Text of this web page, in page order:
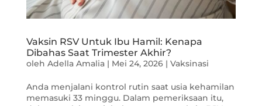
Vaksin RSV Untuk Ibu Hamil: Kenapa
Dibahas Saat Trimester Akhir?
oleh Adella Amalia| Mei 24, 2026| Vaksinasi
Anda menjalani kontrol rutin saat usia kehamilan
memasuki 33 minggu. Dalam pemeriksaan itu,